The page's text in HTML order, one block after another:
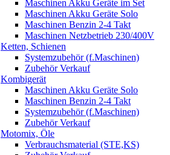
Maschinen Akku Geräte im Set
Maschinen Akku Geräte Solo
Maschinen Benzin 2-4 Takt
Maschinen Netzbetrieb 230/400V
Ketten, Schienen
Systemzubehör (f.Maschinen)
Zubehör Verkauf
Kombigerät
Maschinen Akku Geräte Solo
Maschinen Benzin 2-4 Takt
Systemzubehör (f.Maschinen)
Zubehör Verkauf
Motomix, Öle
Verbrauchsmaterial (STE,KS)